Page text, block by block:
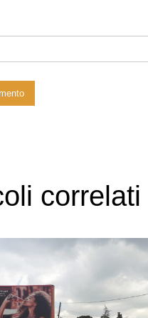
correlati